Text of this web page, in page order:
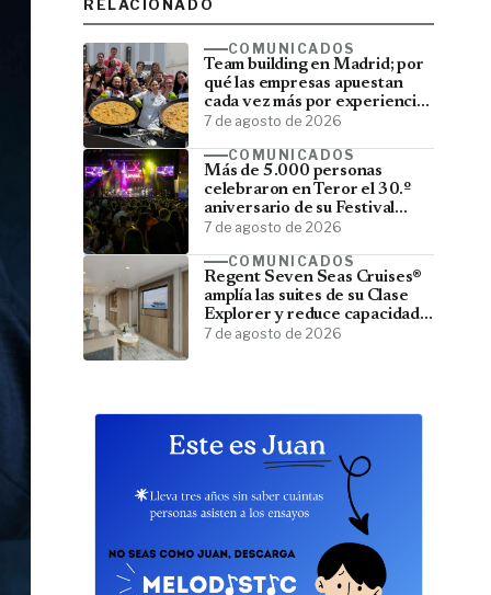
RELACIONADO
COMUNICADOS
Team building en Madrid; por
qué las empresas apuestan
cada vez más por experiencias
que fortalecen sus equipos
7 de agosto de 2026
COMUNICADOS
Más de 5.000 personas
celebraron en Teror el 30.º
aniversario de su Festival
Latino
7 de agosto de 2026
COMUNICADOS
Regent Seven Seas Cruises®
amplía las suites de su Clase
Explorer y reduce capacidad;
menos pasajeros, más espacio
7 de agosto de 2026